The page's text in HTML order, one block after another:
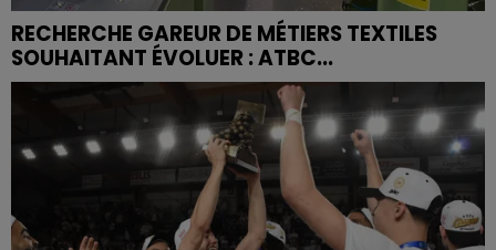
RECHERCHE GAREUR DE MÉTIERS TEXTILES
SOUHAITANT ÉVOLUER : ATBC...